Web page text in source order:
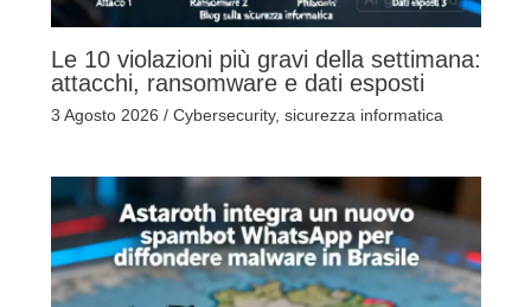
Le 10 violazioni più gravi della settimana:
attacchi, ransomware e dati esposti
3 Agosto 2026 / Cybersecurity, sicurezza informatica